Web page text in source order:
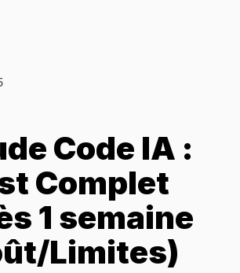
Code IA :
Complet
1 semaine
Limites)